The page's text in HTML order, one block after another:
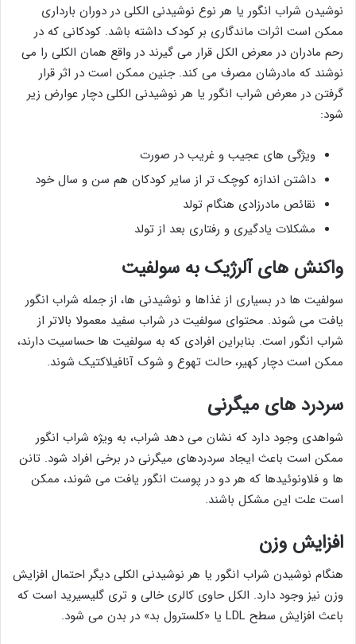
نوشیدن شراب انگور یا هر نوع نوشیدنی الکلی در دوران بارداری
ممکن است اثرات ماندگاری بر کودک داشته باشد. کودکانی که در
رحم مادران در معرض الکل قرار می گیرند در واقع همان الکلی را می
نوشند که مادرشان مصرف می کند. جنین ممکن است در اثر قرار
گرفتن در معرض شراب انگور یا هر نوشیدنی الکلی دچار عوارض زیر
شود:
ویژگی های عجیب و غریب در صورت
داشتن اندازه کوچک تر از سایر کودکان هم سن و سال خود
نقائص مادرزادی هنگام تولد
مشکلات یادگیری و رفتاری بعد از تولد
واکنش های آلرژیک به سولفیت
سولفیت ها در بسیاری از غذاها و نوشیدنی ها، از جمله شراب انگور
یافت می شوند. محتوای سولفیت در شراب سفید معمولا بالاتر از
شراب انگور است. بنابراین افرادی که به سولفیت ها حساسیت دارند،
ممکن است دچار کهیر، حالت تهوع و شوک آنافیلاکتیک شوند.
سردرد های میگرنی
شواهدی وجود دارد که نشان می دهد شراب، به ویژه شراب انگور
ممکن است باعث ایجاد سردردهای میگرنی در برخی افراد شود. تانن
ها و فلاونوئیدها که هر دو در پوست انگور یافت می شوند، ممکن
است علت این مشکل باشند.
افزایش وزن
هنگام نوشیدن شراب انگور یا هر نوشیدنی الکلی دیگر احتمال افزایش
وزن نیز وجود دارد. الکل حاوی کالری خالی و تری گلیسیرید است که
باعث افزایش سطح LDL یا «کلسترول بد» در بدن می شود.